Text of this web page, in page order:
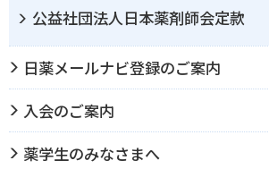
公益社団法人日本薬剤師会定款
日薬メールナビ登録のご案内
入会のご案内
薬学生のみなさまへ